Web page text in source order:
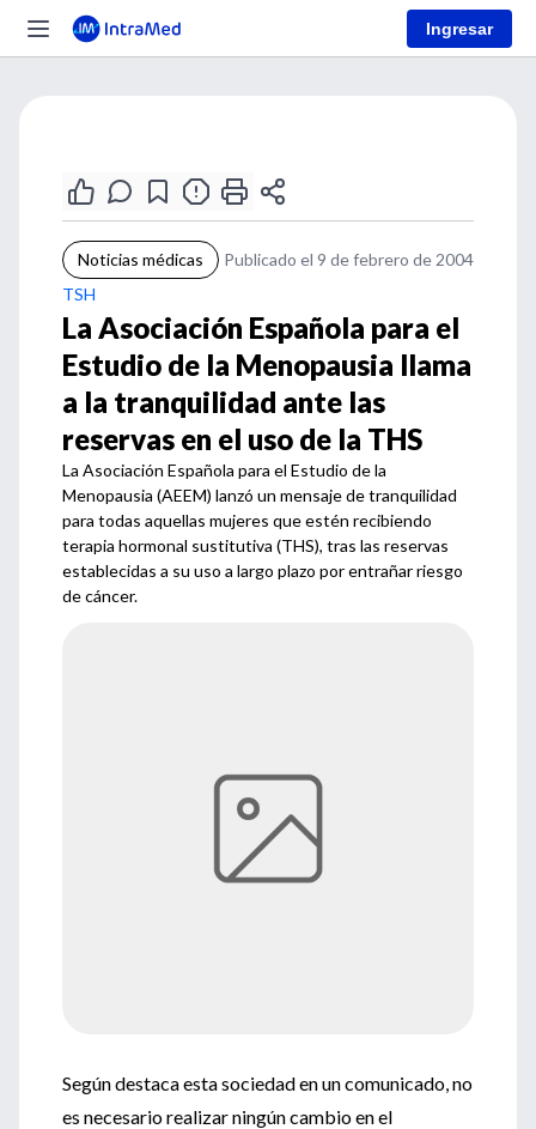
Ingresar
Noticias médicas
Publicado el 9 de febrero de 2004
TSH
La Asociación Española para el
Estudio de la Menopausia llama
a la tranquilidad ante las
reservas en el uso de la THS
La Asociación Española para el Estudio de la
Menopausia (AEEM) lanzó un mensaje de tranquilidad
para todas aquellas mujeres que estén recibiendo
terapia hormonal sustitutiva (THS), tras las reservas
establecidas a su uso a largo plazo por entrañar riesgo
de cáncer.
Según destaca esta sociedad en un comunicado, no
es necesario realizar ningún cambio en el